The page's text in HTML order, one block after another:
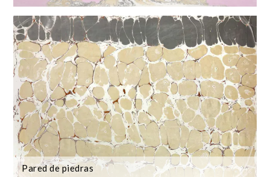
Pared de piedras